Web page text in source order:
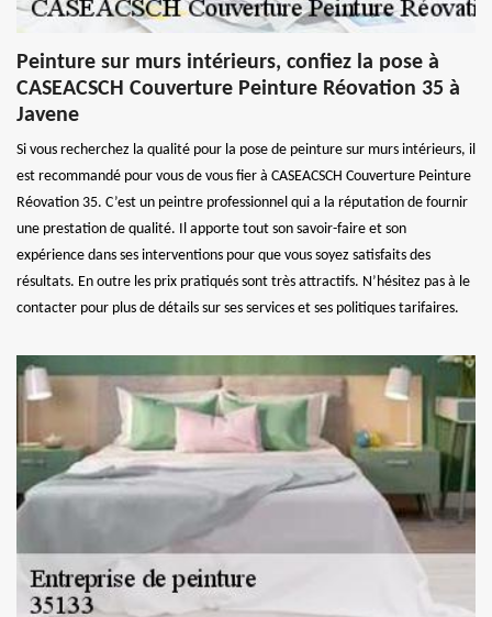
Peinture sur murs intérieurs, confiez la pose à
CASEACSCH Couverture Peinture Réovation 35 à
Javene
Si vous recherchez la qualité pour la pose de peinture sur murs intérieurs, il
est recommandé pour vous de vous fier à CASEACSCH Couverture Peinture
Réovation 35. C’est un peintre professionnel qui a la réputation de fournir
une prestation de qualité. Il apporte tout son savoir-faire et son
expérience dans ses interventions pour que vous soyez satisfaits des
résultats. En outre les prix pratiqués sont très attractifs. N’hésitez pas à le
contacter pour plus de détails sur ses services et ses politiques tarifaires.